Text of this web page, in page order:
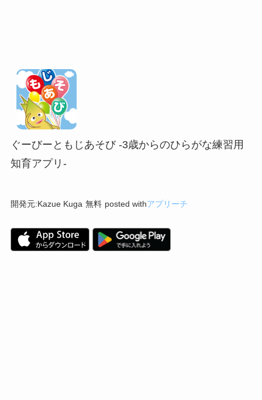
ぐーびーともじあそび -3歳からのひらがな練習用
知育アプリ-
開発元:Kazue Kuga 無料 posted withアプリーチ